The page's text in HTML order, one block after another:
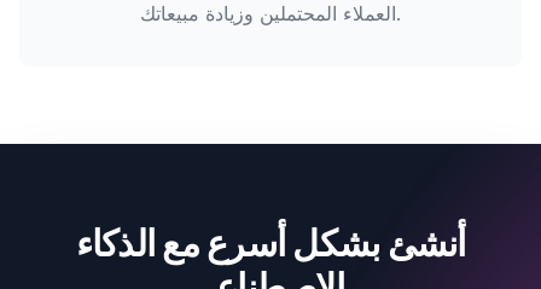
العملاء المحتملين وزيادة مبيعاتك.
أنشئ بشكل أسرع مع الذكاء